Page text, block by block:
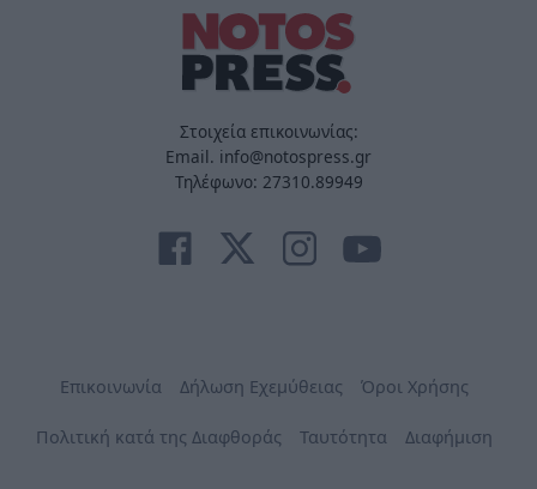
Στοιχεία επικοινωνίας:
Email. info@notospress.gr
Τηλέφωνο: 27310.89949
Επικοινωνία Δήλωση Εχεμύθειας Όροι Χρήσης
Πολιτική κατά της Διαφθοράς Ταυτότητα Διαφήμιση